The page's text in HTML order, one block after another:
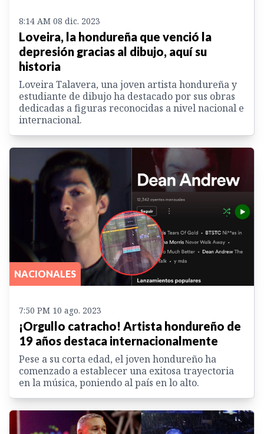
8:14 AM 08 dic. 2023
Loveira, la hondureña que venció la
depresión gracias al dibujo, aquí su
historia
Loveira Talavera, una joven artista hondureña y
estudiante de dibujo ha destacado por sus obras
dedicadas a figuras reconocidas a nivel nacional e
internacional.
NACIONALES
7:50 PM 10 ago. 2023
¡Orgullo catracho! Artista hondureño de
19 años destaca internacionalmente
Pese a su corta edad, el joven hondureño ha
comenzado a establecer una exitosa trayectoria
en la música, poniendo al país en lo alto.